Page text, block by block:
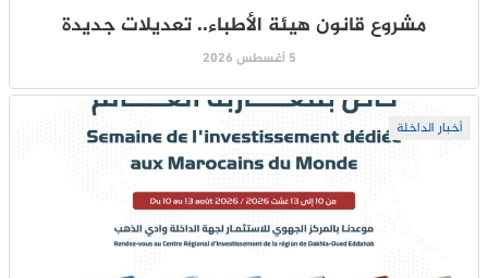
مشروع قانون هيئة الأطباء.. تعديلات جديدة
5 أغسطس 2026
أخبار الداخلة